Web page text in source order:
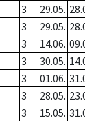
3 29.05.
3 29.05.
3 14.06.
3 30.05.
3 01.06.
3 28.05.
3 15.05.